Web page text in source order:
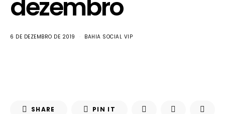
dezembro
6 DE DEZEMBRO DE 2019 BAHIA SOCIAL VIP
SHARE PIN IT